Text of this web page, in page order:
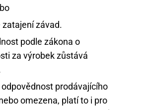
zatajení závad.
podle zákona o
za výrobek zůstává
odpovědnost prodávajícího
omezena, platí to i pro